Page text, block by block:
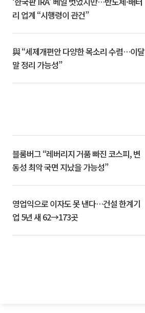
리 업계 “시행령이 관건”
與 “세제개편안 다양한 목소리 수렴…이달
말 정리 가능성”
블룸버그 “레버리지 거품 빠진 코스피, 변
동성 최악 국면 지났을 가능성”
영업익으로 이자도 못 낸다…건설 한계기
업 5년 새 62→173곳